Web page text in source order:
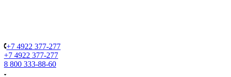
+7 4922 377-277
+7 4922 377-277
8 800 333-88-60